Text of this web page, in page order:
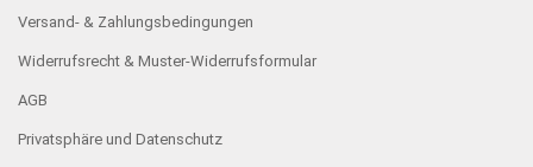
Versand- & Zahlungsbedingungen
Widerrufsrecht & Muster-Widerrufsformular
AGB
Privatsphäre und Datenschutz